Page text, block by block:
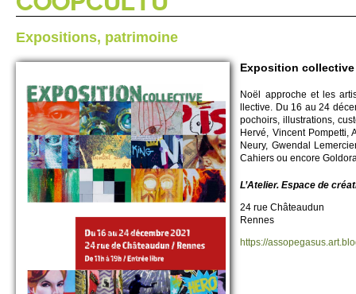
Expo­si­ti­ons, patri­moine
Exposition collective
Noël ap­proche et les
llective. Du 16 au 24
po­choirs, illus­trati­ons,
Hervé, Vincent Po­mpe­tti,
Neury, Gwendal
Cahiers ou encore
L’Ate­lier. Espace de
24 rue Châte­audun
Rennes
https://​
i
n
i